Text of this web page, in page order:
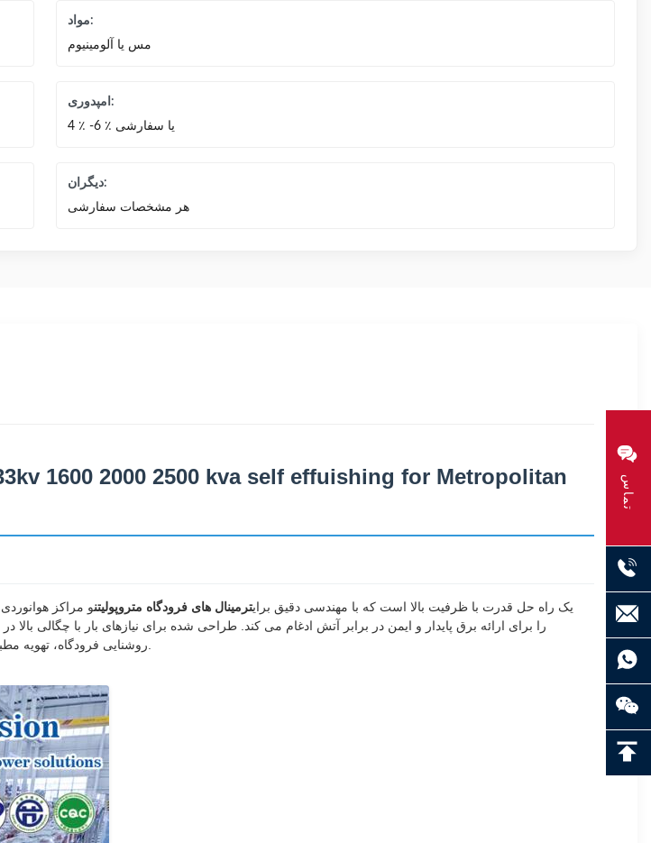
تماس
مواد:
مس یا آلومینیوم
امپدوری:
4 ٪ -6 ٪ یا سفارشی
دیگران:
هر مشخصات سفارشی
1600 2000 2500 kva self effuishing for Metropolitan
یک راه حل قدرت با ظرفیت بالا است که با مهندسی دقیق برایترمینال های فرودگاه متروپولیتنو مراکز